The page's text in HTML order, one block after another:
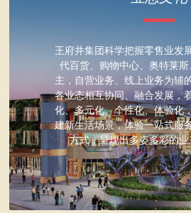
王府井集团科学把握零售业发
代百货、购物中心、奥特莱
主，自营业务、线上业务为辅
各业态相互协同、融合发展，
化、多元化、个性化、体验化
建新生活场景，体验一站式服
方式，呈现出多姿多彩的